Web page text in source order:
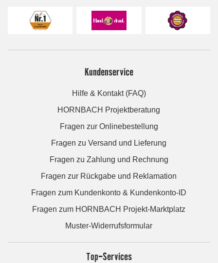
Kundenservice
Hilfe & Kontakt (FAQ)
HORNBACH Projektberatung
Fragen zur Onlinebestellung
Fragen zu Versand und Lieferung
Fragen zu Zahlung und Rechnung
Fragen zur Rückgabe und Reklamation
Fragen zum Kundenkonto & Kundenkonto-ID
Fragen zum HORNBACH Projekt-Marktplatz
Muster-Widerrufsformular
Top-Services